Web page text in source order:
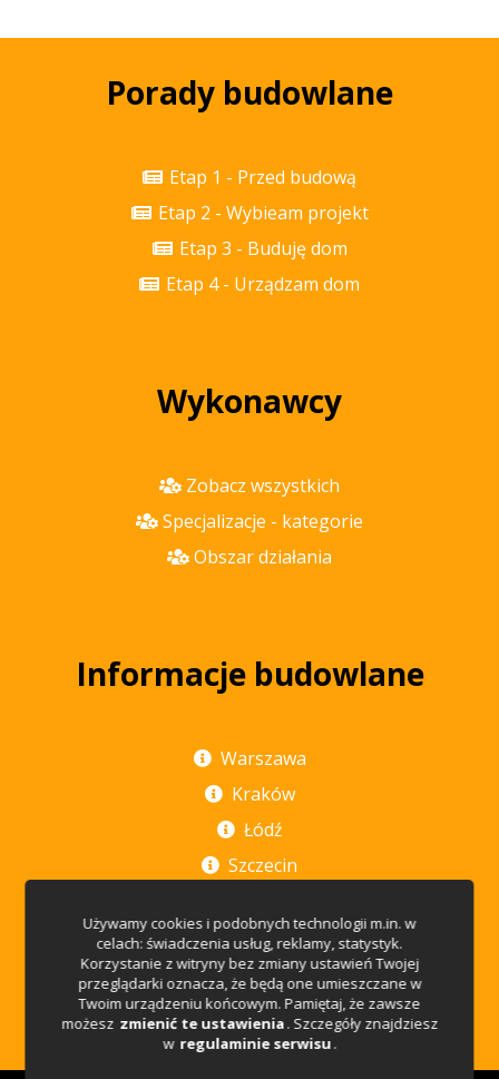
Porady budowlane
Etap 1 - Przed budową
Etap 2 - Wybieam projekt
Etap 3 - Buduję dom
Etap 4 - Urządzam dom
Wykonawcy
Zobacz wszystkich
Specjalizacje - kategorie
Obszar działania
Informacje budowlane
Warszawa
Kraków
Łódź
Szczecin
Rzeszów
Wrocław
Trójmiasto
Używamy cookies i podobnych technologii m.in. w
celach: świadczenia usług, reklamy, statystyk.
Korzystanie z witryny bez zmiany ustawień Twojej
przeglądarki oznacza, że będą one umieszczane w
Twoim urządzeniu końcowym. Pamiętaj, że zawsze
możesz zmienić te ustawienia. Szczegóły znajdziesz
w regulaminie serwisu.